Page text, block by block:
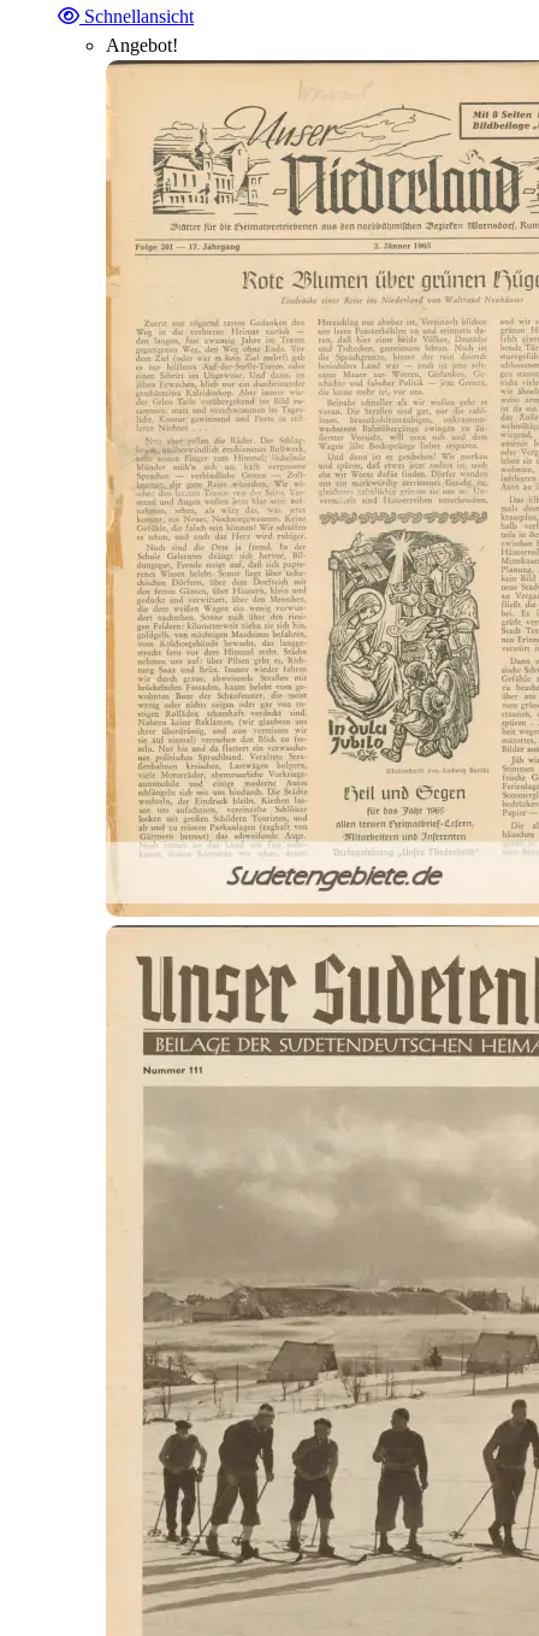
Schnellansicht
Angebot!